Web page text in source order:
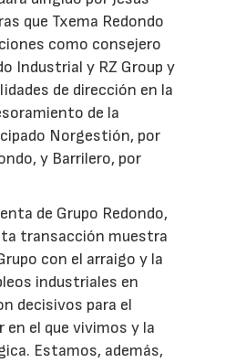
que Txema Redondo
como consejero
Industrial y RZ Group y
de dirección en la
de la
Norgestión, por
y Barrilero, por
de Grupo Redondo,
transacción muestra
con el arraigo y la
industriales en
decisivos para el
en el que vivimos y la
Estamos, además,